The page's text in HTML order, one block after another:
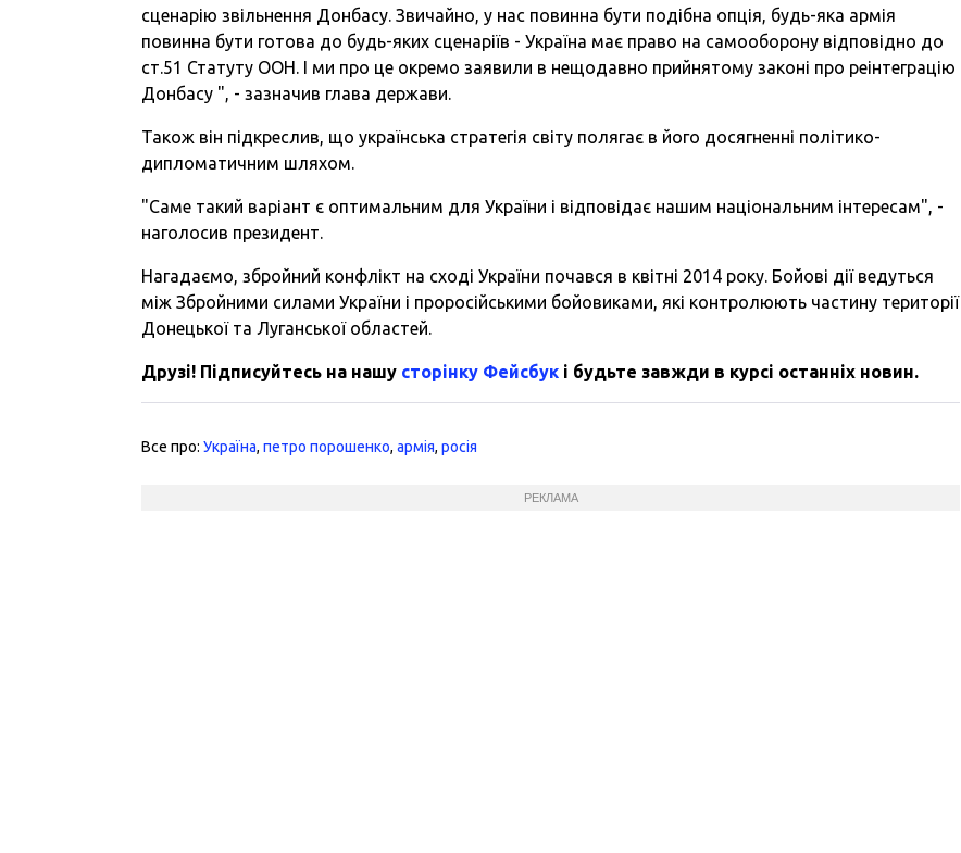
сценарію звільнення Донбасу. Звичайно, у нас повинна бути подібна опція, будь-яка армія
повинна бути готова до будь-яких сценаріїв - Україна має право на самооборону відповідно до
ст.51 Статуту ООН. І ми про це окремо заявили в нещодавно прийнятому законі про реінтеграцію
Донбасу ", - зазначив глава держави.
Також він підкреслив, що українська стратегія світу полягає в його досягненні політико-
дипломатичним шляхом.
"Саме такий варіант є оптимальним для України і відповідає нашим національним інтересам", -
наголосив президент.
Нагадаємо, збройний конфлікт на сході України почався в квітні 2014 року. Бойові дії ведуться
між Збройними силами України і проросійськими бойовиками, які контролюють частину території
Донецької та Луганської областей.
Друзі! Підписуйтесь на нашу сторінку Фейсбук і будьте завжди в курсі останніх новин.
Все про:Україна,петро порошенко,армія,росія
РЕКЛАМА